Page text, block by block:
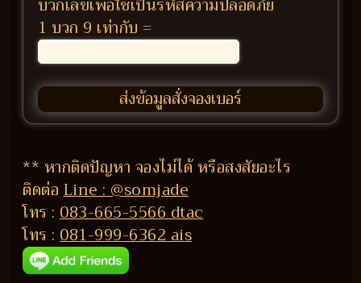
1 บวก 9 เท่ากับ =
** หากติดปัญหา จองไม่ได้ หรือสงสัยอะไร
ติดต่อLine : @somjade
โทร : 083-665-5566 dtac
โทร : 081-999-6362 ais